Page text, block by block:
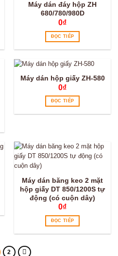
Máy dán đáy hộp ZH
680/780/980D
0₫
ĐỌC TIẾP
Máy dán hộp giấy ZH-580
0₫
ĐỌC TIẾP
Máy dán băng keo 2 mặt
hộp giấy DT 850/1200S tự
động (có cuộn dây)
0₫
ĐỌC TIẾP
2